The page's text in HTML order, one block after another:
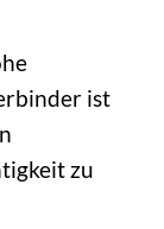
ist
zu